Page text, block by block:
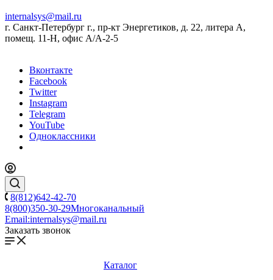
internalsys@mail.ru
г. Санкт-Петербург г., пр-кт Энергетиков, д. 22, литера А,
помещ. 11-Н, офис А/А-2-5
Вконтакте
Facebook
Twitter
Instagram
Telegram
YouTube
Одноклассники
8(812)642-42-70
8(800)350-30-29Многоканальный
Email:internalsys@mail.ru
Заказать звонок
Каталог